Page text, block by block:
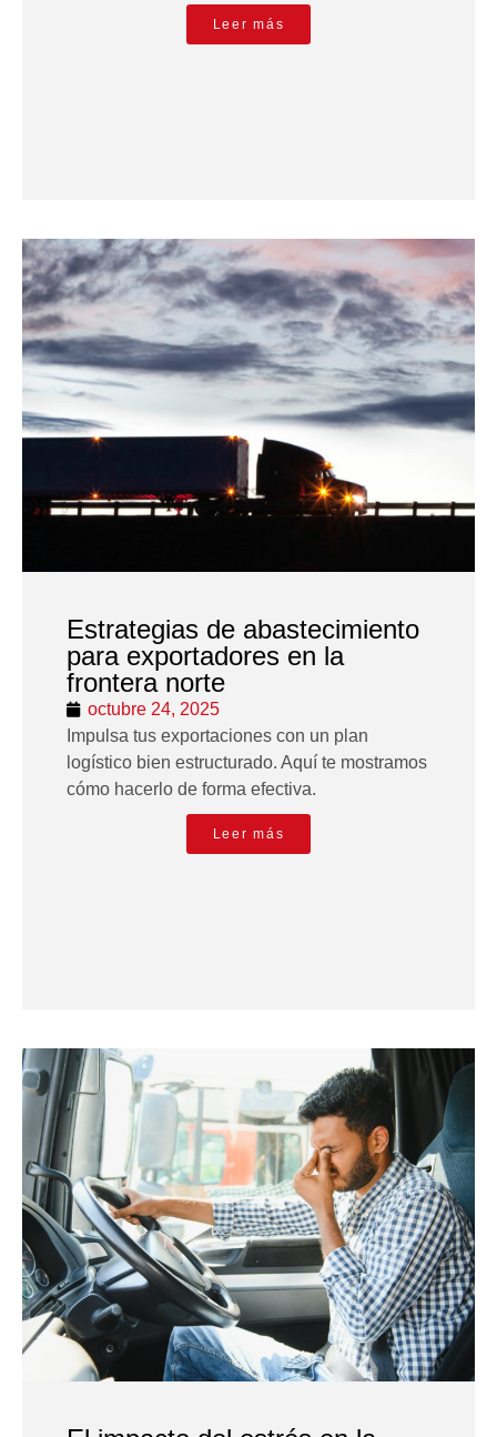
Leer más
Estrategias de abastecimiento
para exportadores en la
frontera norte
octubre 24, 2025
Impulsa tus exportaciones con un plan
logístico bien estructurado. Aquí te mostramos
cómo hacerlo de forma efectiva.
Leer más